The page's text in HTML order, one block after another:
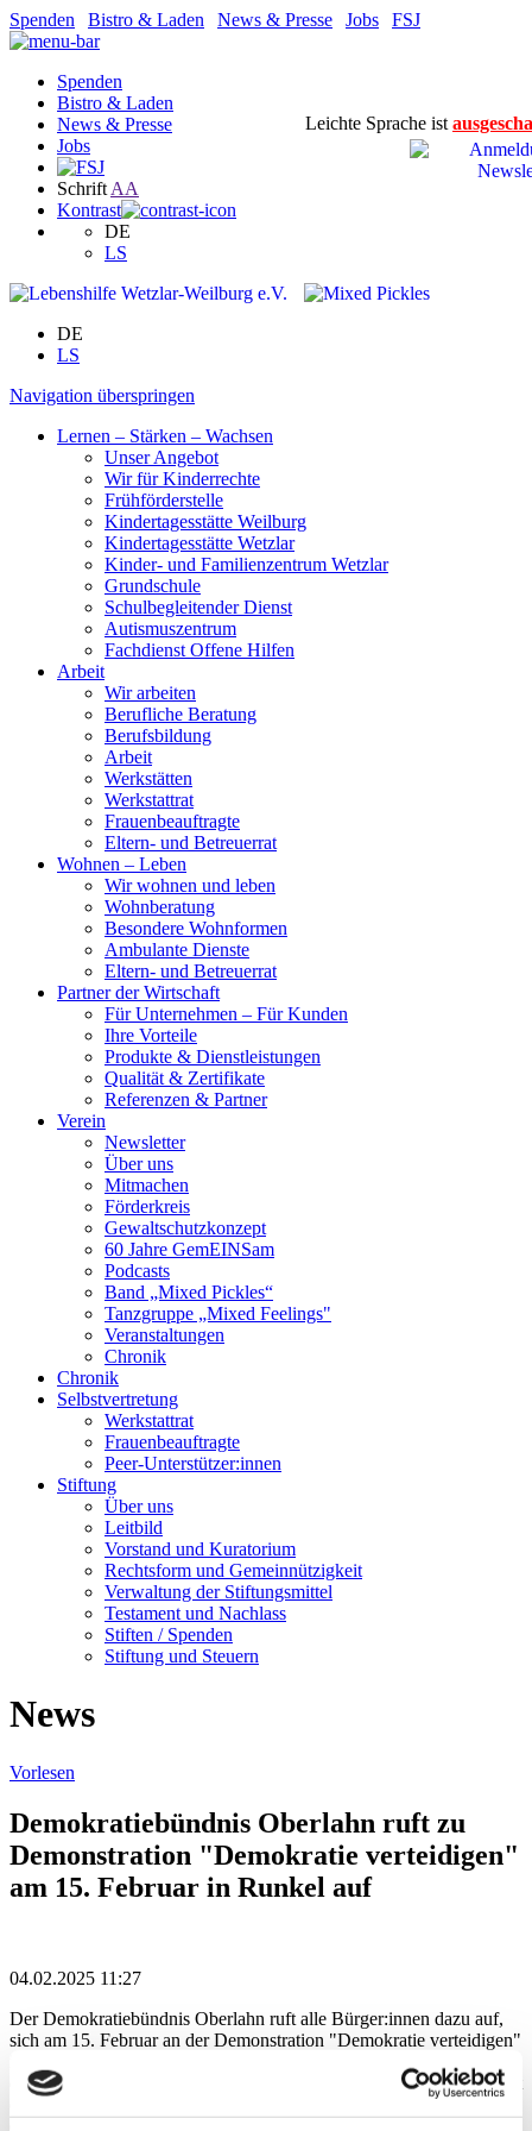
Spenden Bistro & Laden News & Presse Jobs FSJ
Spenden
Bistro & Laden
News & Presse
Jobs
Schrift AA
Kontrast
DE
LS
Leichte Sprache ist
DE
LS
Navigation überspringen
Lernen – Stärken – Wachsen
Unser Angebot
Wir für Kinderrechte
Frühförderstelle
Kindertagesstätte Weilburg
Kindertagesstätte Wetzlar
Kinder- und Familienzentrum Wetzlar
Grundschule
Schulbegleitender Dienst
Autismuszentrum
Fachdienst Offene Hilfen
Arbeit
Wir arbeiten
Berufliche Beratung
Berufsbildung
Arbeit
Werkstätten
Werkstattrat
Frauenbeauftragte
Eltern- und Betreuerrat
Wohnen – Leben
Wir wohnen und leben
Wohnberatung
Besondere Wohnformen
Ambulante Dienste
Eltern- und Betreuerrat
Partner der Wirtschaft
Für Unternehmen – Für Kunden
Ihre Vorteile
Produkte & Dienstleistungen
Qualität & Zertifikate
Referenzen & Partner
Verein
Newsletter
Über uns
Mitmachen
Förderkreis
Gewaltschutzkonzept
60 Jahre GemEINSam
Podcasts
Band „Mixed Pickles“
Tanzgruppe „Mixed Feelings"
Veranstaltungen
Chronik
Chronik
Selbstvertretung
Werkstattrat
Frauenbeauftragte
Peer-Unterstützer:innen
Stiftung
Über uns
Leitbild
Vorstand und Kuratorium
Rechtsform und Gemeinnützigkeit
Verwaltung der Stiftungsmittel
Testament und Nachlass
Stiften / Spenden
Stiftung und Steuern
News
Vorlesen
Demokratiebündnis Oberlahn ruft zu
Demonstration "Demokratie verteidigen"
am 15. Februar in Runkel auf
04.02.2025 11:27
Der Demokratiebündnis Oberlahn ruft alle Bürger:innen dazu auf,
sich am 15. Februar an der Demonstration "Demokratie verteidigen"
die Gruppe "4 Zimmer Küche Bad" mit Musik begrüßen. Dann geht
es im Demonstrationszug vom Schlossplatz durch die Altstadt über